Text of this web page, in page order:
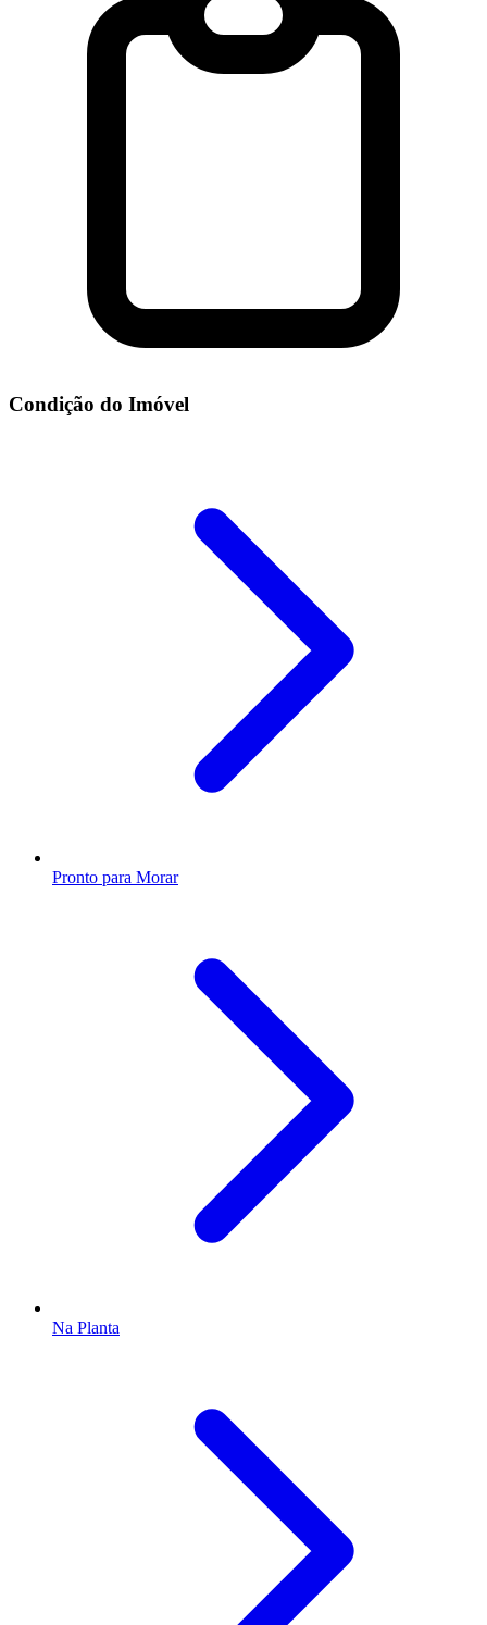
Condição do Imóvel
Pronto para Morar
Na Planta